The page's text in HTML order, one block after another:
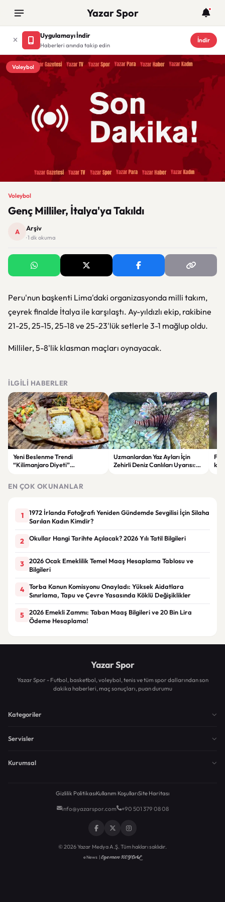
Yazar Spor
Uygulamayı İndir
Haberleri anında takip edin
İndir
Voleybol
Voleybol
Genç Milliler, İtalya'ya Takıldı
A Arşiv
· 1 dk okuma
Peru'nun başkenti Lima'daki organizasyonda milli takım,
çeyrek finalde İtalya ile karşılaştı. Ay-yıldızlı ekip, rakibine
21-25, 25-15, 25-18 ve 25-23'lük setlerle 3-1 mağlup oldu.
Milliler, 5-8'lik klasman maçları oynayacak.
İLGILI HABERLER
Yeni Beslenme Trendi
“Kilimanjaro Diyeti”
Uzmanlardan Yaz Ayları İçin
Zehirli Deniz Canlıları Uyarısı:
EN ÇOK OKUNANLAR
1
1972 İrlanda Fotoğrafı Yeniden Gündemde Sevgilisi İçin Silaha
Sarılan Kadın Kimdir?
2 Okullar Hangi Tarihte Açılacak? 2026 Yılı Tatil Bilgileri
3
2026 Ocak Emeklilik Temel Maaş Hesaplama Tablosu ve
Bilgileri
4
Torba Kanun Komisyonu Onayladı: Yüksek Aidatlara
Sınırlama, Tapu ve Çevre Yasasında Köklü Değişiklikler
5
2026 Emekli Zammı: Taban Maaş Bilgileri ve 20 Bin Lira
Ödeme Hesaplama!
Yazar Spor
Yazar Spor - Futbol, basketbol, voleybol, tenis ve tüm spor dallarından son
dakika haberleri, maç sonuçları, puan durumu
Kategoriler
Servisler
Kurumsal
Gizlilik PolitikasıKullanım KoşullarıSite Haritası
info@yazarspor.com +90 501 379 08 08
© 2026 Yazar Medya A.Ş. Tüm hakları saklıdır.
eNews |Egemen KEYDAL